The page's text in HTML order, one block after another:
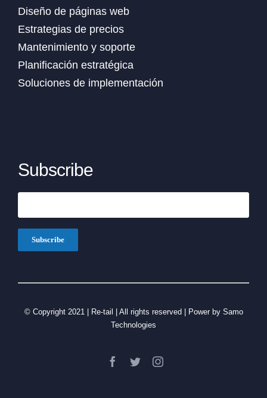
Diseño de páginas web
Estrategias de precios
Mantenimiento y soporte
Planificación estratégica
Soluciones de implementación
Subscribe
© Copyright 2021 | Re-tail | All rights reserved | Power by Samo
Technologies